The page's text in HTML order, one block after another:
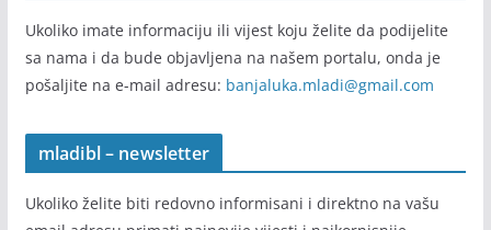
Ukoliko imate informaciju ili vijest koju želite da podijelite
sa nama i da bude objavljena na našem portalu, onda je
pošaljite na e-mail adresu: banjaluka.mladi@gmail.com
mladibl – newsletter
Ukoliko želite biti redovno informisani i direktno na vašu